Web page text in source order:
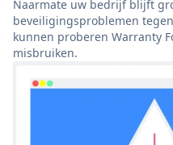
Naarmate uw bedrijf blijft
beveiligingsproblemen
kunnen proberen Warranty
misbruiken.